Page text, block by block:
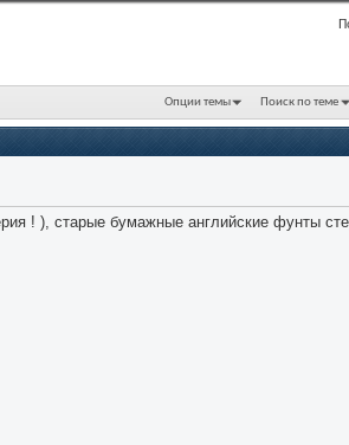
Опции темы Поиск по теме
! ), старые бумажные английские фунты